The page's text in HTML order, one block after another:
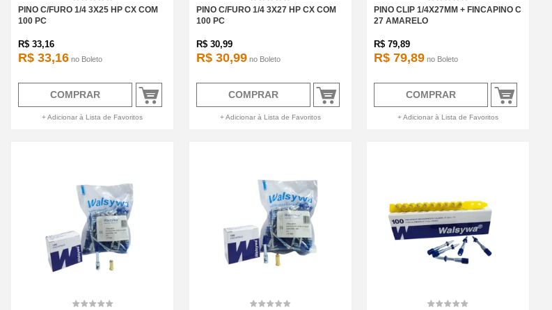
PINO C/FURO 1/4 3X25 HP CX COM
100 PC
R$ 33,16
R$ 33,16 no Boleto
COMPRAR
+ Adicionar à Lista de Favoritos
PINO C/FURO 1/4 3X27 HP CX COM
100 PC
R$ 30,99
R$ 30,99 no Boleto
COMPRAR
+ Adicionar à Lista de Favoritos
PINO CLIP 1/4X27MM + FINCAPINO C
27 AMARELO
R$ 79,89
R$ 79,89 no Boleto
COMPRAR
+ Adicionar à Lista de Favoritos